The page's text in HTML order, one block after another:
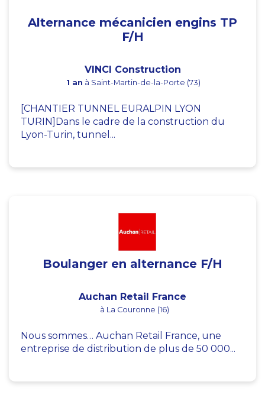
Alternance mécanicien engins TP
F/H
VINCI Construction
1 an à Saint-Martin-de-la-Porte (73)
[CHANTIER TUNNEL EURALPIN LYON
TURIN]Dans le cadre de la construction du
Lyon-Turin, tunnel...
Boulanger en alternance F/H
Auchan Retail France
à La Couronne (16)
Nous sommes… Auchan Retail France, une
entreprise de distribution de plus de 50 000...